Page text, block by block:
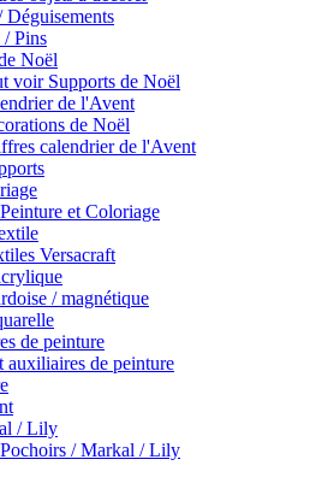
Déguisements
/ Pins
Noël
voir Supports de Noël
de l'Avent
de Noël
calendrier de l'Avent
et Coloriage
Versacraft
/ magnétique
de peinture
auxiliaires de peinture
/ Lily
/ Markal / Lily